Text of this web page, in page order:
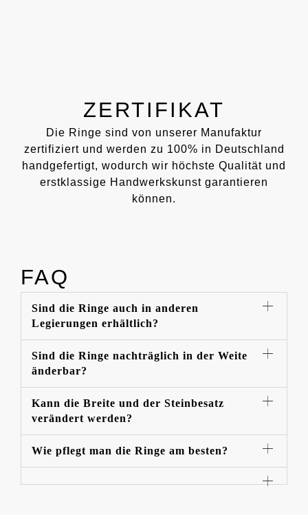
ZERTIFIKAT
Die Ringe sind von unserer Manufaktur
zertifiziert und werden zu 100% in Deutschland
handgefertigt, wodurch wir höchste Qualität und
erstklassige Handwerkskunst garantieren
können.
FAQ
Sind die Ringe auch in anderen
Legierungen erhältlich?
Sind die Ringe nachträglich in der Weite
änderbar?
Kann die Breite und der Steinbesatz
verändert werden?
Wie pflegt man die Ringe am besten?